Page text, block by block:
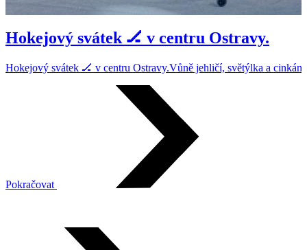
Hokejový svátek 🏒 v centru Ostravy.
Hokejový svátek 🏒 v centru Ostravy.Vůně jehličí, světýlka a
Pokračovat